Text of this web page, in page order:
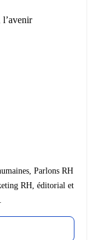
l’avenir
Parlons RH
RH, éditorial et